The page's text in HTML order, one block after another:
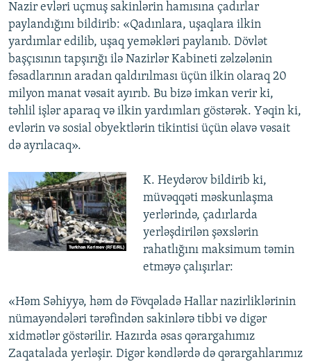
Nazir evləri uçmuş sakinlərin hamısına çadırlar
paylandığını bildirib: «Qadınlara, uşaqlara ilkin
yardımlar edilib, uşaq yeməkləri paylanıb. Dövlət
başçısının tapşırığı ilə Nazirlər Kabineti zəlzələnin
fəsadlarının aradan qaldırılması üçün ilkin olaraq 20
milyon manat vəsait ayırıb. Bu bizə imkan verir ki,
təhlil işlər aparaq və ilkin yardımları göstərək. Yəqin ki,
evlərin və sosial obyektlərin tikintisi üçün əlavə vəsait
də ayrılacaq».
K. Heydərov bildirib ki,
müvəqqəti məskunlaşma
yerlərində, çadırlarda
yerləşdirilən şəxslərin
rahatlığını maksimum təmin
etməyə çalışırlar:
«Həm Səhiyyə, həm də Fövqəladə Hallar nazirliklərinin
nümayəndələri tərəfindən sakinlərə tibbi və digər
xidmətlər göstərilir. Hazırda əsas qərargahımız
Zaqatalada yerləşir. Digər kəndlərdə də qərargahlarımız